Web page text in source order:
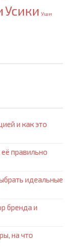
Усики Уши
и как это
правильно
идеальные
бренда и
на что